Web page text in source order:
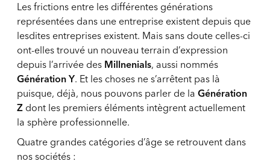
Les frictions entre les différentes générations
représentées dans une entreprise existent depuis que
lesdites entreprises existent. Mais sans doute celles-ci
ont-elles trouvé un nouveau terrain d’expression
depuis l’arrivée des Millnenials, aussi nommés
Génération Y. Et les choses ne s’arrêtent pas là
puisque, déjà, nous pouvons parler de la Génération
Z dont les premiers éléments intègrent actuellement
la sphère professionnelle.
Quatre grandes catégories d’âge se retrouvent dans
nos sociétés :